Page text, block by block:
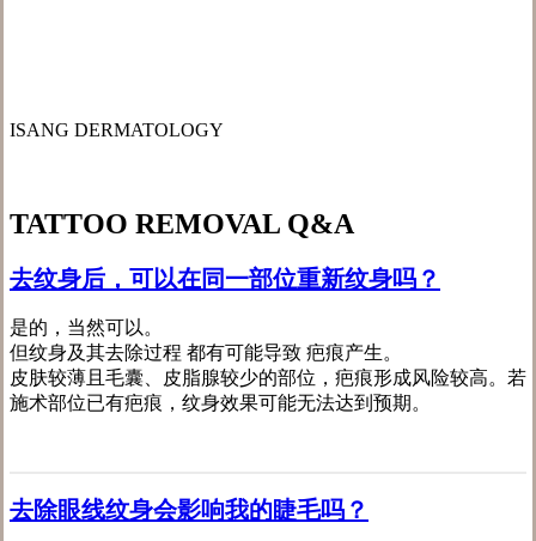
ISANG DERMATOLOGY
TATTOO REMOVAL Q&A
去纹身后，可以在同一部位重新纹身吗？
是的，当然可以。
但纹身及其去除过程 都有可能导致 疤痕产生。
皮肤较薄且毛囊、皮脂腺较少的部位，疤痕形成风险较高。若
施术部位已有疤痕，纹身效果可能无法达到预期。
去除眼线纹身会影响我的睫毛吗？